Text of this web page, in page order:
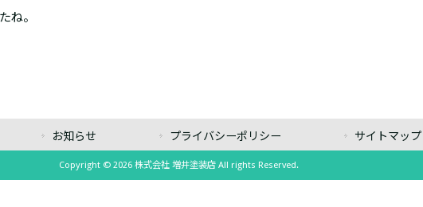
ね。
お知らせ プライバシーポリシー サイトマップ
Copyright © 2026 株式会社 増井塗装店 All rights Reserved.